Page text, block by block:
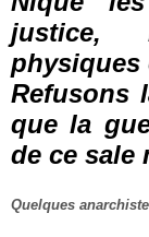
justice,
physiques
Refusons
que la
de ce sale
Quelques